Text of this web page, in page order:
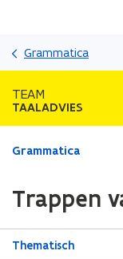
Grammatica
TEAM
TAALADVIES
Gedaan
zich
op:
Grammatica
Trappen
Thematisch